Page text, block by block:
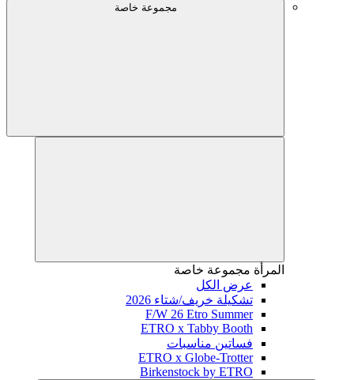
مجموعة خاصة
المرأة مجموعة خاصة
عرض الكل
تشكيلة خريف/شتاء 2026
F/W 26 Etro Summer
ETRO x Tabby Booth
فساتين مناسبات
ETRO x Globe-Trotter
Birkenstock by ETRO